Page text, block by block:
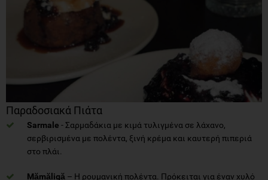
Παραδοσιακά Πιάτα
Sarmale - Σαρμαδάκια με κιμά τυλιγμένα σε λάχανο,
σερβιρισμένα με πολέντα, ξινή κρέμα και καυτερή πιπεριά
στο πλάι.
Mămăligă – Η ρουμανική πολέντα. Πρόκειται για έναν χυλό